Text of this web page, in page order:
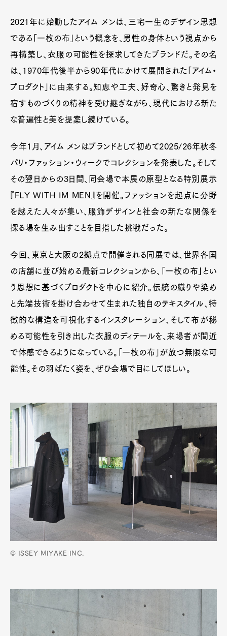
2021年に始動したアイム メンは、三宅一生のデザイン思想
である「一枚の布」という概念を、男性の身体という視点から
再構築し、衣服の可能性を探求してきたブランドだ。その名
は、1970年代後半から90年代にかけて展開された「アイム・
プロダクト」に由来する。知恵や工夫、好奇心、驚きと発見を
宿すものづくりの精神を受け継ぎながら、現代における新た
な普遍性と美を提案し続けている。
今年1月、アイム メンはブランドとして初めて2025/26年秋冬
パリ・ファッション・ウィークでコレクションを発表した。そして
その翌日からの3日間、同会場で本展の原型となる特別展示
『FLY WITH IM MEN』を開催。ファッションを起点に分野
を越えた人々が集い、服飾デザインと社会の新たな関係を
探る場を生み出すことを目指した挑戦だった。
今回、東京と大阪の2拠点で開催される同展では、世界各国
の店舗に並び始める最新コレクションから、「一枚の布」とい
う思想に基づくプロダクトを中心に紹介。伝統の織りや染め
と先端技術を掛け合わせて生まれた独自のテキスタイル、特
徴的な構造を可視化するインスタレーション、そして布が秘
める可能性を引き出した衣服のディテールを、来場者が間近
で体感できるようになっている。「一枚の布」が放つ無限な可
能性。その羽ばたく姿を、ぜひ会場で目にしてほしい。
© ISSEY MIYAKE INC.